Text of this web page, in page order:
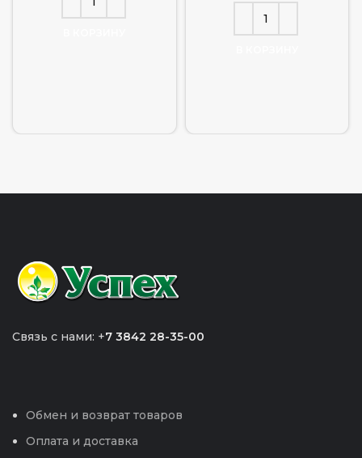
Связь с нами: +7 3842 28-35-00
Обмен и возврат товаров
Оплата и доставка